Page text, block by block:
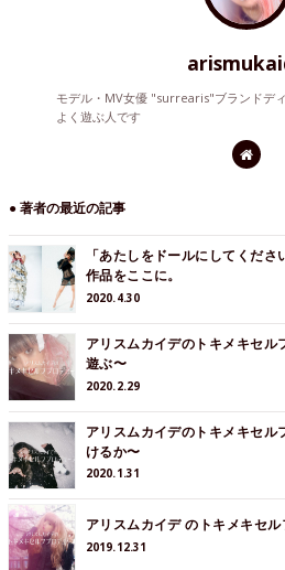
モデル・MV女優 "surrearis"ブランドデ
よく遊ぶ人です
● 著者の最近の記事
「あたしをドールにしてくだ
作品をここに。
2020.4.30
アリスムカイデのトキメキセ
遊ぶ〜
2020.2.29
アリスムカイデのトキメキセ
けるか〜
2020.1.31
アリスムカイデ のトキメキセ
2019.12.31